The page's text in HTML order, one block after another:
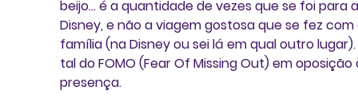
beijo... é a quantidade de vezes que se foi para
Disney, e não a viagem gostosa que se fez
família (na Disney ou sei lá em qual outro lugar).
tal do FOMO (Fear Of Missing Out) em
presença.